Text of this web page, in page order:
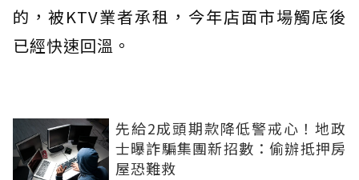
的，被KTV業者承租，今年店面市場觸底後
已經快速回溫。
先給2成頭期款降低警戒心！地政
士曝詐騙集團新招數：偷辦抵押房
屋恐難救